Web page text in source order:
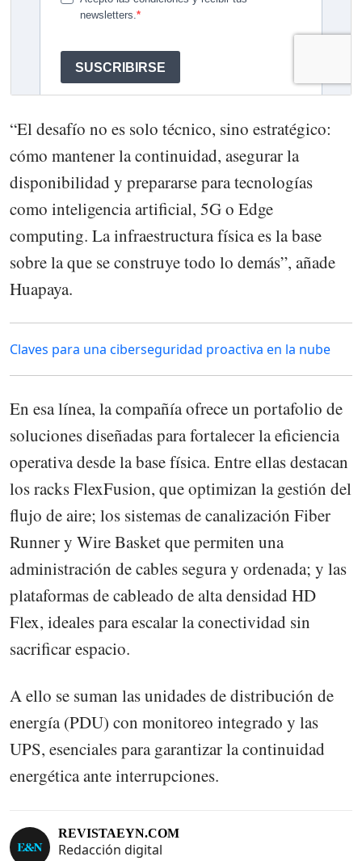
“El desafío no es solo técnico, sino estratégico:
cómo mantener la continuidad, asegurar la
disponibilidad y prepararse para tecnologías
como inteligencia artificial, 5G o Edge
computing. La infraestructura física es la base
sobre la que se construye todo lo demás”, añade
Huapaya.
Claves para una ciberseguridad proactiva en la nube
En esa línea, la compañía ofrece un portafolio de
soluciones diseñadas para fortalecer la eficiencia
operativa desde la base física. Entre ellas destacan
los racks FlexFusion, que optimizan la gestión del
flujo de aire; los sistemas de canalización Fiber
Runner y Wire Basket que permiten una
administración de cables segura y ordenada; y las
plataformas de cableado de alta densidad HD
Flex, ideales para escalar la conectividad sin
sacrificar espacio.
A ello se suman las unidades de distribución de
energía (PDU) con monitoreo integrado y las
UPS, esenciales para garantizar la continuidad
energética ante interrupciones.
REVISTAEYN.COM
Redacción digital